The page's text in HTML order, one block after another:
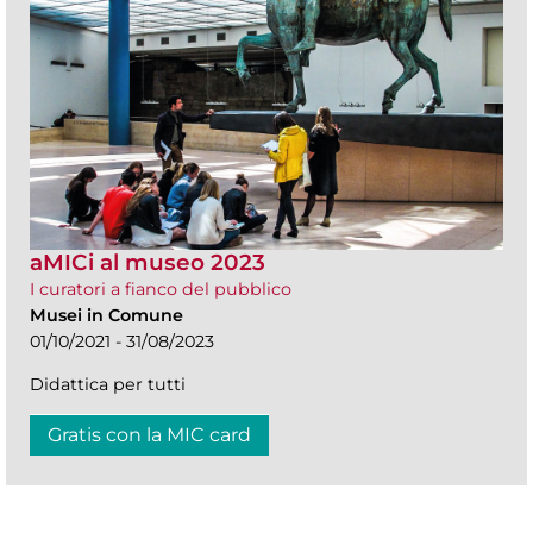
aMICi al museo 2023
I curatori a fianco del pubblico
Musei in Comune
01/10/2021 - 31/08/2023
Didattica per tutti
Gratis con la MIC card